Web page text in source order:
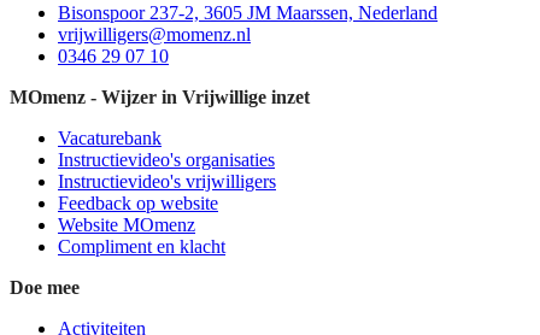
Bisonspoor 237-2, 3605 JM Maarssen, Nederland
vrijwilligers@momenz.nl
0346 29 07 10
MOmenz - Wijzer in Vrijwillige inzet
Vacaturebank
Instructievideo's organisaties
Instructievideo's vrijwilligers
Feedback op website
Website MOmenz
Compliment en klacht
Doe mee
Activiteiten